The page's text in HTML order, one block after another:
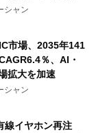
シャン
市場、2035年141
％、AI・
拡大を加速
シャン
線イヤホン再注